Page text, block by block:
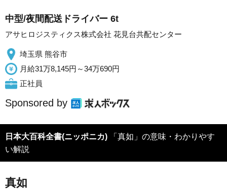
中型/夜間配送ドライバー 6t
アサヒロジスティクス株式会社 花見台共配センター
埼玉県 熊谷市
月給31万8,145円～34万690円
正社員
Sponsored by
日本大百科全書(ニッポニカ)
い解説
真如